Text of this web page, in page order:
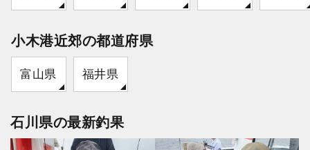
小木港近郊の都道府県
富山県 福井県
石川県の最新釣果